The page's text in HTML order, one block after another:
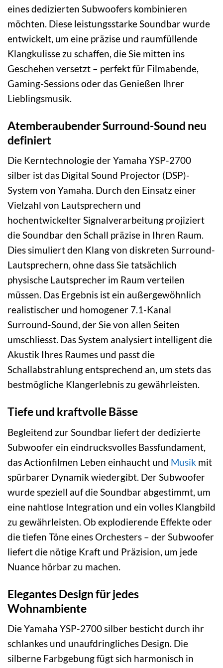
eines dedizierten Subwoofers kombinieren
möchten. Diese leistungsstarke Soundbar wurde
entwickelt, um eine präzise und raumfüllende
Klangkulisse zu schaffen, die Sie mitten ins
Geschehen versetzt – perfekt für Filmabende,
Gaming-Sessions oder das Genießen Ihrer
Lieblingsmusik.
Atemberaubender Surround-Sound neu
definiert
Die Kerntechnologie der Yamaha YSP-2700
silber ist das Digital Sound Projector (DSP)-
System von Yamaha. Durch den Einsatz einer
Vielzahl von Lautsprechern und
hochentwickelter Signalverarbeitung projiziert
die Soundbar den Schall präzise in Ihren Raum.
Dies simuliert den Klang von diskreten Surround-
Lautsprechern, ohne dass Sie tatsächlich
physische Lautsprecher im Raum verteilen
müssen. Das Ergebnis ist ein außergewöhnlich
realistischer und homogener 7.1-Kanal
Surround-Sound, der Sie von allen Seiten
umschliesst. Das System analysiert intelligent die
Akustik Ihres Raumes und passt die
Schallabstrahlung entsprechend an, um stets das
bestmögliche Klangerlebnis zu gewährleisten.
Tiefe und kraftvolle Bässe
Begleitend zur Soundbar liefert der dedizierte
Subwoofer ein eindrucksvolles Bassfundament,
das Actionfilmen Leben einhaucht und Musik mit
spürbarer Dynamik wiedergibt. Der Subwoofer
wurde speziell auf die Soundbar abgestimmt, um
eine nahtlose Integration und ein volles Klangbild
zu gewährleisten. Ob explodierende Effekte oder
die tiefen Töne eines Orchesters – der Subwoofer
liefert die nötige Kraft und Präzision, um jede
Nuance hörbar zu machen.
Elegantes Design für jedes
Wohnambiente
Die Yamaha YSP-2700 silber besticht durch ihr
schlankes und unaufdringliches Design. Die
silberne Farbgebung fügt sich harmonisch in